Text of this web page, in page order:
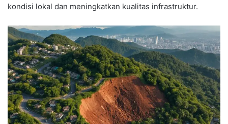
kondisi lokal dan meningkatkan kualitas infrastruktur.